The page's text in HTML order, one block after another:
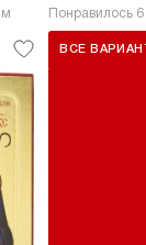
Понравилось
ВСЕ